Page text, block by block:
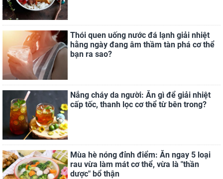
Thói quen uống nước đá lạnh giải nhiệt
hằng ngày đang âm thầm tàn phá cơ thể
bạn ra sao?
Nắng cháy da người: Ăn gì để giải nhiệt
cấp tốc, thanh lọc cơ thể từ bên trong?
Mùa hè nóng đỉnh điểm: Ăn ngay 5 loại
rau vừa làm mát cơ thể, vừa là "thần
dược" bổ thận